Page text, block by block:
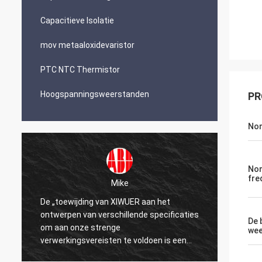
Capacitieve Isolatie
mov metaaloxidevaristor
PTC NTC Thermistor
Hoogspanningsweerstanden
Mike
De „toewijding van XIWUER aan het
ontwerpen van verschillende specificaties
om aan onze strenge
verwerkingsvereisten te voldoen is een
testament aan onze jaren van onderzoek
De